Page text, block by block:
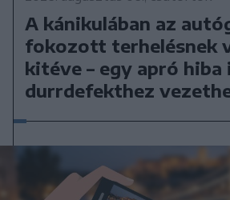
A kánikulában az
fokozott terhelésnek
kitéve – egy apró hiba
durrdefekthez